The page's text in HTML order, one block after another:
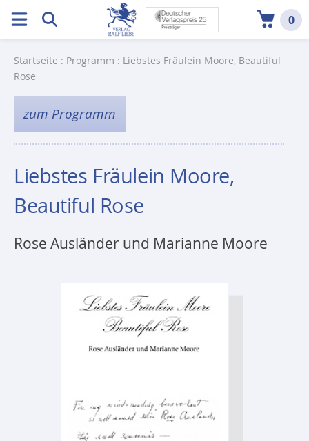
0
Startseite : Programm : Liebstes Fräulein Moore, Beautiful
Rose
zum Programm
Liebstes Fräulein Moore,
Beautiful Rose
Rose Ausländer und Marianne Moore